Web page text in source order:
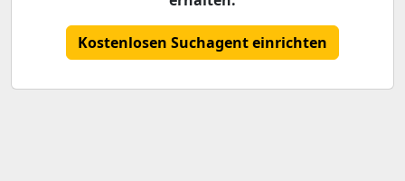
Kostenlosen Suchagent einrichten